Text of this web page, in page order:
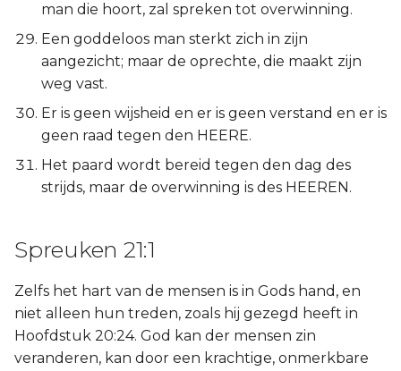
man die hoort, zal spreken tot overwinning.
Een goddeloos man sterkt zich in zijn
aangezicht; maar de oprechte, die maakt zijn
weg vast.
Er is geen wijsheid en er is geen verstand en er is
geen raad tegen den HEERE.
Het paard wordt bereid tegen den dag des
strijds, maar de overwinning is des HEEREN.
Spreuken 21:1
Zelfs het hart van de mensen is in Gods hand, en
niet alleen hun treden, zoals hij gezegd heeft in
Hoofdstuk 20:24. God kan der mensen zin
veranderen, kan door een krachtige, onmerkbare